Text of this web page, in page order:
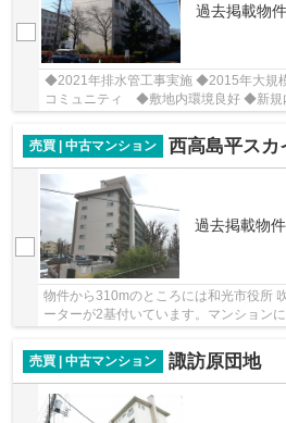
過去掲載物件
◆2021年排水管工事実施 ◆2015年大規
コミュニティ ◆敷地内環境良好 ◆新規
売買 | 中古マンション
西高島平スカ
過去掲載物件
物件から310mのところには和光市役所
ーターが2基付いています。マンション
売買 | 中古マンション
諏訪原団地